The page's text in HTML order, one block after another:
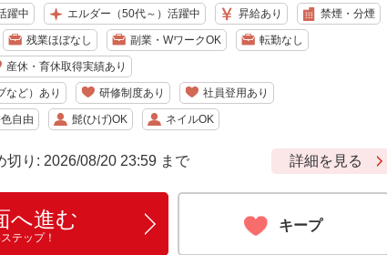
躍中 エルダー（50代～）活躍中 昇給あり 禁煙・分煙
残業ほぼなし 副業・WワークOK 転勤なし
産休・育休取得実績あり
など）あり 研修制度あり 社員登用あり
自由 髭(ひげ)OK ネイルOK
り: 2026/08/20 23:59 まで 詳細を見る
へ進む
テップ！
キープ